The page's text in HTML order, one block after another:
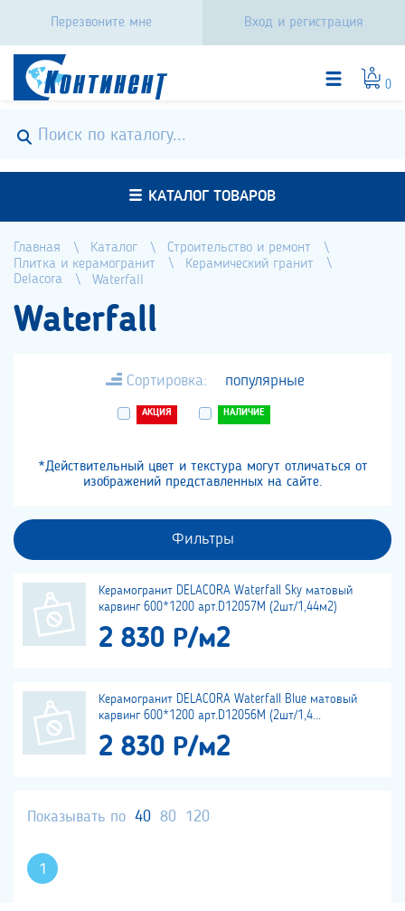
Перезвоните мне Вход и регистрация
0
КАТАЛОГ ТОВАРОВ
Главная Каталог
Строительство и ремонт
Плитка и керамогранит
Керамический гранит
Delacora
Waterfall
Waterfall
Сортировка: популярные
АКЦИЯ НАЛИЧИЕ
*Действительный цвет и текстура могут отличаться от
изображений представленных на сайте.
Фильтры
Керамогранит DELACORA Waterfall Sky матовый
карвинг 600*1200 арт.D12057M (2шт/1,44м2)
2 830 Р/м2
Керамогранит DELACORA Waterfall Blue матовый
карвинг 600*1200 арт.D12056M (2шт/1,4...
2 830 Р/м2
Показывать по 40 80 120
1